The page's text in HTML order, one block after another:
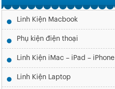
Linh Kiện Macbook
Phụ kiện điện thoại
Linh Kiện iMac – iPad – iPhone
Linh Kiện Laptop